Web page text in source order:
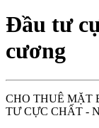
Đầu tư
cương
CHO THUÊ MẶT
TƯ CỰC CHẤT -